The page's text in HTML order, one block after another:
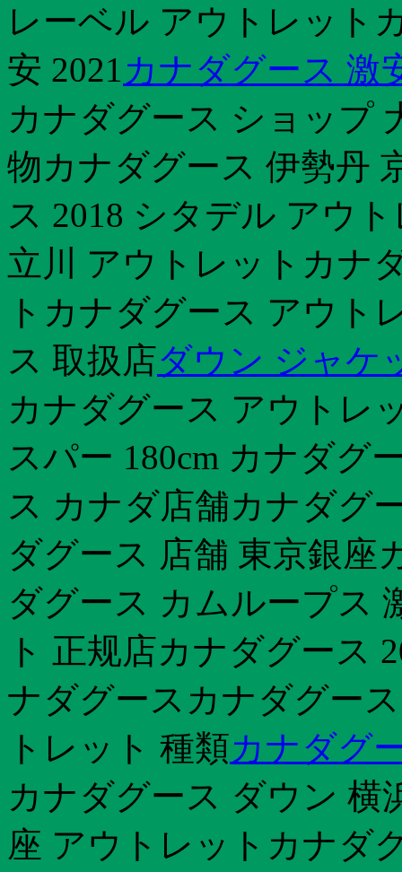
レーベル アウトレット
安 2021 カナダグース 激
カナダグース ショップ
物カナダグース 伊勢丹
ス 2018 シタデル アウ
立川 アウトレットカナ
トカナダグース アウト
ス 取扱店ダウン ジャケ
カナダグース アウトレ
スパー 180cm カナダグ
ス カナダ店舗カナダグ
ダグース 店舗 東京銀座
ダグース カムループス
ト 正规店カナダグース
ナダグースカナダグー
トレット 種類カナダグ
カナダグース ダウン 横
座 アウトレットカナダ